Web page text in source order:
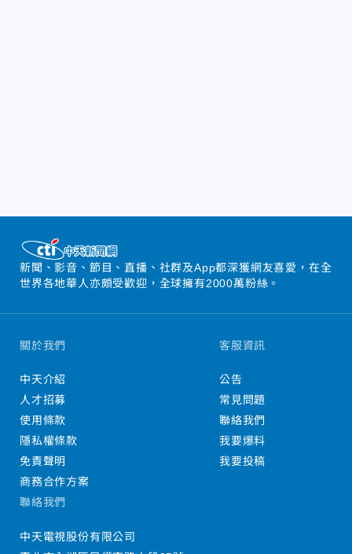
新聞、影音、節目、直播、社群及App都深獲網友喜愛，在全
世界各地華人亦頗受歡迎，全球擁有2000萬粉絲。
關於我們
中天介紹
人才招募
使用條款
隱私權條款
免責聲明
商務合作方案
客服資訊
公告
常見問題
聯絡我們
我要爆料
我要投稿
聯絡我們
中天電視股份有限公司